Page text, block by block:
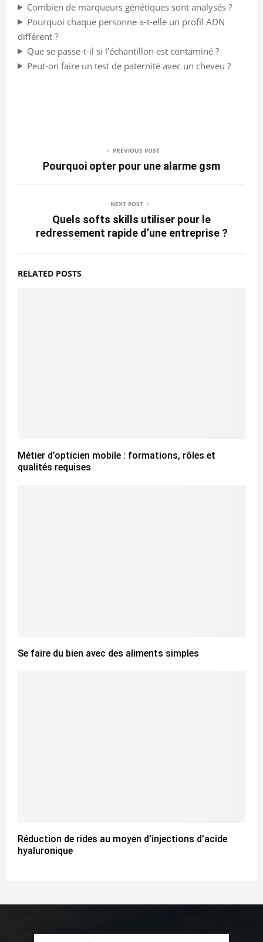
Combien de marqueurs génétiques sont analysés ?
Pourquoi chaque personne a-t-elle un profil ADN
différent ?
Que se passe-t-il si l’échantillon est contaminé ?
Peut-on faire un test de paternité avec un cheveu ?
PREVIOUS POST
Pourquoi opter pour une alarme gsm
NEXT POST
Quels softs skills utiliser pour le
redressement rapide d’une entreprise ?
RELATED POSTS
Métier d’opticien mobile : formations, rôles et
qualités requises
Se faire du bien avec des aliments simples
Réduction de rides au moyen d’injections d’acide
hyaluronique